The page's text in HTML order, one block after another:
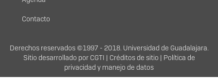
Contacto
Derechos
Derechos reservados ©1997 - 2018. Universidad de Guadalajara.
Sitio desarrollado por CGTI | Créditos de sitio | Política de
privacidad y manejo de datos